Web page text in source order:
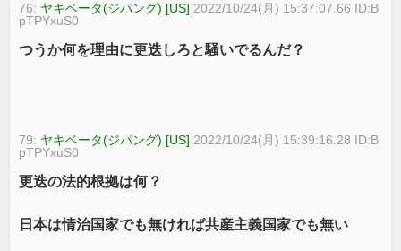
76: ヤキベータ(ジパング) [US] 2022/10/24(月) 15:37:07.66 ID:B
pTPYxuS0
つうか何を理由に更迭しろと騒いでるんだ？
79: ヤキベータ(ジパング) [US] 2022/10/24(月) 15:39:16.28 ID:B
pTPYxuS0
更迭の法的根拠は何？
日本は情治国家でも無ければ共産主義国家でも無い